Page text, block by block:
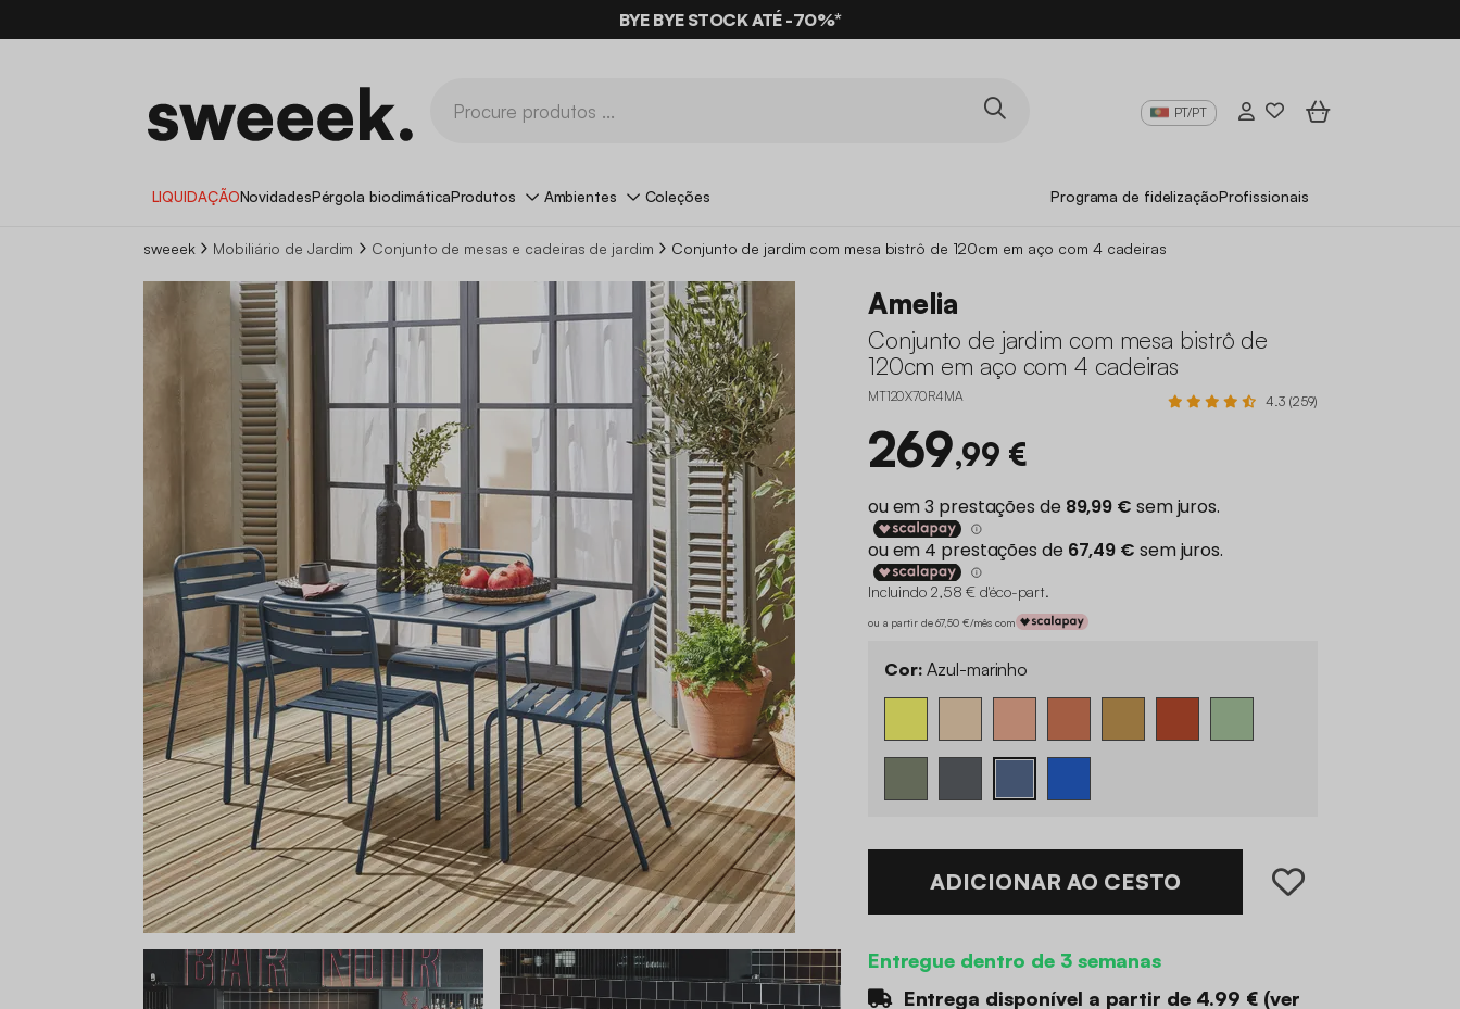
BYE BYE STOCK ATÉ -70%*
PT/PT
LIQUIDAÇÃONovidadesPérgola bioclimáticaProdutos Ambientes Coleções Programa de fidelizaçãoProfissionais
sweeek Mobiliário de Jardim Conjunto de mesas e cadeiras de jardim Conjunto de jardim com mesa bistrô de 120cm em aço com 4 cadeiras
Amelia
Conjunto de jardim com mesa bistrô de
120cm em aço com 4 cadeiras
MT120X70R4MA 4.3 (259)
269,99 €
Incluindo 2,58 € d'éco-part.
ou a partir de 67,50 €/mês com
Cor: Azul-marinho
ADICIONAR AO CESTO
Entregue dentro de 3 semanas
Entrega disponível a partir de 4.99 € (ver